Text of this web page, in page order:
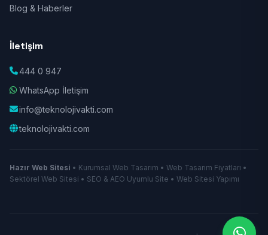
Blog & Haberler
İletişim
444 0 947
WhatsApp İletişim
info@teknolojivakti.com
teknolojivakti.com
Hazır Web Sitesi • Kurumsal Web Tasarım • Web Tasarım Fiyatları •
Sektörel Web Sitesi • SEO & AEO Uyumlu Site • Web Sitesi Yapımı